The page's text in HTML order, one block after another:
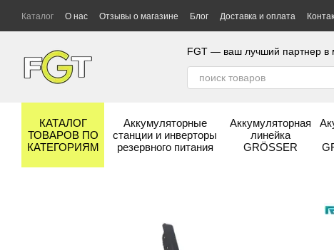
Перейти к основному контенту
Каталог О нас Отзывы о магазине Блог Доставка и оплата
Гарантия и сервис
Бренды
FGT — ваш лучший партнер в
КАТАЛОГ
ТОВАРОВ ПО
КАТЕГОРИЯМ
Аккумуляторные
станции и инверторы
резервного питания
Аккумуляторная
линейка
GRÖSSER